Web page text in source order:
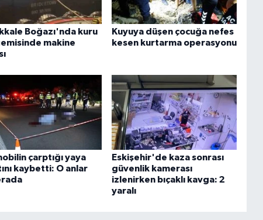
Boğazı'nda kuru
makine
Kuyuya düşen çocuğa nefes
kesen kurtarma operasyonu
çarptığı yaya
kaybetti: O anlar
Eskişehir'de kaza sonrası
güvenlik kamerası
izlenirken bıçaklı kavga: 2
yaralı